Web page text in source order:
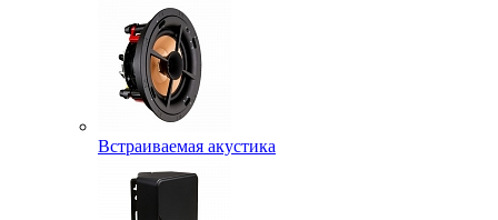
Встраиваемая акустика